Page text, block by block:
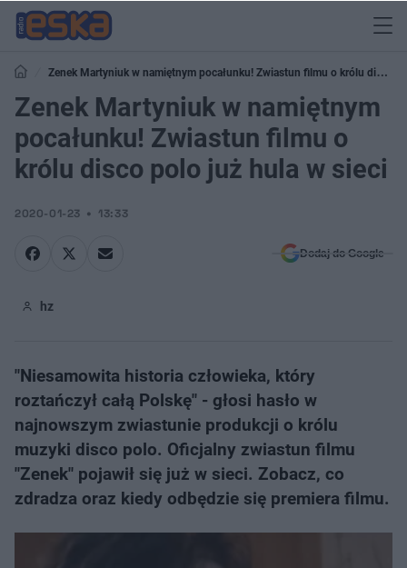
Zenek Martyniuk w namiętnym pocałunku! Zwiastun filmu o królu disco
polo już hula w sieci
Zenek Martyniuk w namiętnym
pocałunku! Zwiastun filmu o
królu disco polo już hula w sieci
2020-01-23 13:33
Dodaj do Google
hz
"Niesamowita historia człowieka, który
roztańczył całą Polskę" - głosi hasło w
najnowszym zwiastunie produkcji o królu
muzyki disco polo. Oficjalny zwiastun filmu
"Zenek" pojawił się już w sieci. Zobacz, co
zdradza oraz kiedy odbędzie się premiera filmu.